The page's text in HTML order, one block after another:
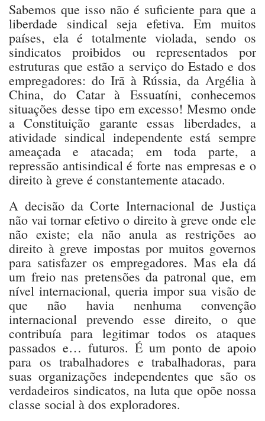
Sabemos que isso não é suficiente para que a
liberdade sindical seja efetiva. Em muitos
países, ela é totalmente violada, sendo os
sindicatos proibidos ou representados por
estruturas que estão a serviço do Estado e dos
empregadores: do Irã à Rússia, da Argélia à
China, do Catar à Essuatíni, conhecemos
situações desse tipo em excesso! Mesmo onde
a Constituição garante essas liberdades, a
atividade sindical independente está sempre
ameaçada e atacada; em toda parte, a
repressão antisindical é forte nas empresas e o
direito à greve é constantemente atacado.
A decisão da Corte Internacional de Justiça
não vai tornar efetivo o direito à greve onde ele
não existe; ela não anula as restrições ao
direito à greve impostas por muitos governos
para satisfazer os empregadores. Mas ela dá
um freio nas pretensões da patronal que, em
nível internacional, queria impor sua visão de
que não havia nenhuma convenção
internacional prevendo esse direito, o que
contribuía para legitimar todos os ataques
passados e… futuros. É um ponto de apoio
para os trabalhadores e trabalhadoras, para
suas organizações independentes que são os
verdadeiros sindicatos, na luta que opõe nossa
classe social à dos exploradores.